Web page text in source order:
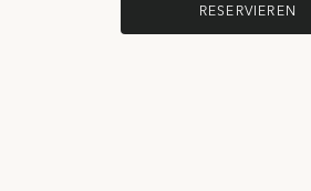
RESERVIEREN